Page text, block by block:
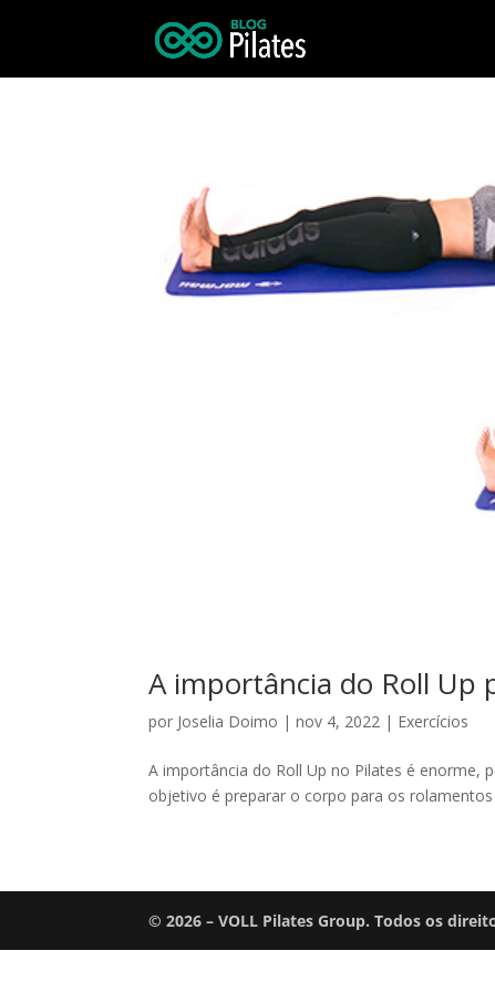
A importância do Roll Up
por Joselia Doimo |nov 4, 2022 | Exercícios
A importância do Roll Up no Pilates é enorme,
objetivo é preparar o corpo para os
© 2026 – VOLL Pilates Group. Todos os